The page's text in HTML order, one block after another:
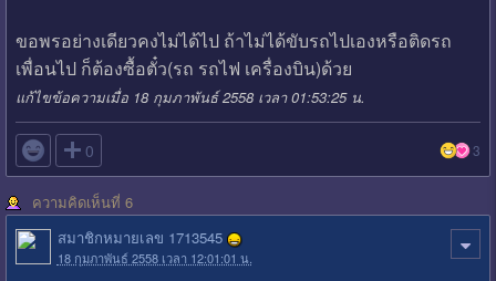
ขอพรอย่างเดียวคงไม่ได้ไป ถ้าไม่ได้ขับรถไปเองหรือติดรถ
เพื่อนไป ก็ต้องซื้อตั๋ว(รถ รถไฟ เครื่องบิน)ด้วย
แก้ไขข้อความเมื่อ 18 กุมภาพันธ์ 2558 เวลา 01:53:25 น.
 0 3
ความคิดเห็นที่ 6
สมาชิกหมายเลข 1713545
18 กุมภาพันธ์ 2558 เวลา 12:01:01 น.